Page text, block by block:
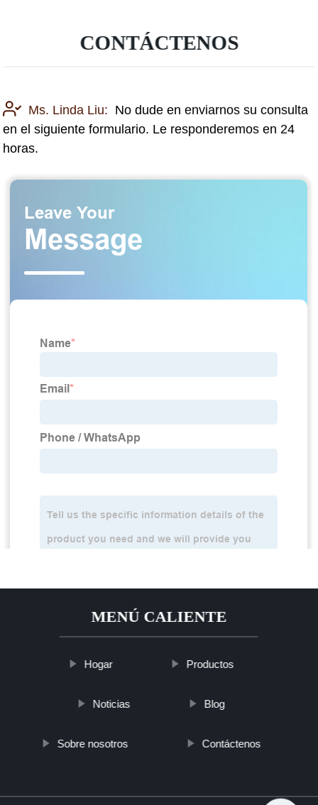
CONTÁCTENOS
Ms. Linda Liu: No dude en enviarnos su consulta
en el siguiente formulario. Le responderemos en 24
horas.
MENÚ CALIENTE
Hogar Productos
Noticias Blog
Sobre nosotros Contáctenos